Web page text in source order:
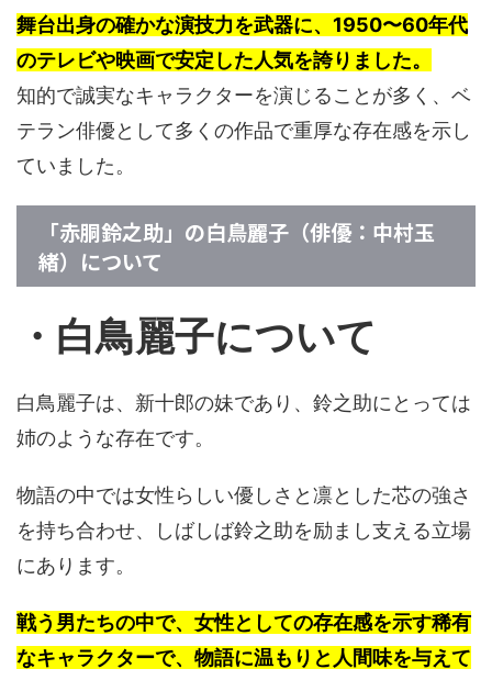
舞台出身の確かな演技力を武器に、1950〜60年代
のテレビや映画で安定した人気を誇りました。
知的で誠実なキャラクターを演じることが多く、ベ
テラン俳優として多くの作品で重厚な存在感を示し
ていました。
「赤胴鈴之助」の白鳥麗子（俳優：中村玉
緒）について
・白鳥麗子について
白鳥麗子は、新十郎の妹であり、鈴之助にとっては
姉のような存在です。
物語の中では女性らしい優しさと凛とした芯の強さ
を持ち合わせ、しばしば鈴之助を励まし支える立場
にあります。
戦う男たちの中で、女性としての存在感を示す稀有
なキャラクターで、物語に温もりと人間味を与えて